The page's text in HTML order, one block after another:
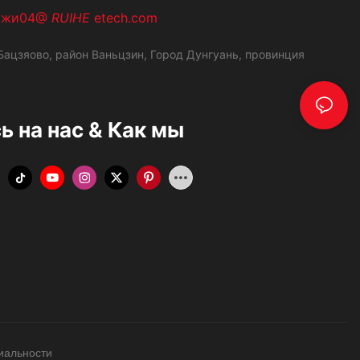
RUIHE etech.com
район Ваньцзин, Город Дунгуань, провинция
на нас & Как мы